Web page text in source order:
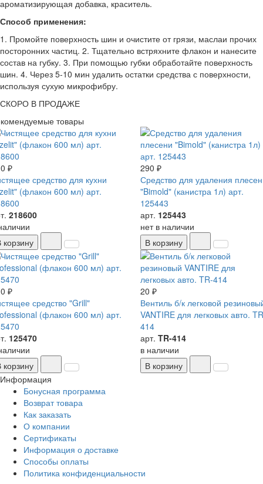
ароматизирующая добавка, краситель.
Способ применения:
1. Промойте поверхность шин и очистите от грязи, маслаи прочих
посторонних частиц. 2. Тщательно встряхните флакон и нанесите
состав на губку. 3. При помощью губки обработайте поверхность
шин. 4. Через 5-10 мин удалить остатки средства с поверхности,
используя сухую микрофибру.
СКОРО В ПРОДАЖЕ
товары
₽
средство для кухни
(флакон 600 мл) арт.
218600
корзину
290 ₽
Средство для удаления
"Bimold" (канистра 1л) арт.
125443
арт. 125443
нет в наличии
В корзину
₽
средство "Grill"
(флакон 600 мл) арт.
125470
корзину
20 ₽
Вентиль б/к легковой
VANTIRE для легковых авто.
414
арт. TR-414
в наличии
В корзину
Информация
Бонусная программа
Возврат товара
Как заказать
О компании
Сертификаты
Информация о доставке
Способы оплаты
Политика конфиденциальности